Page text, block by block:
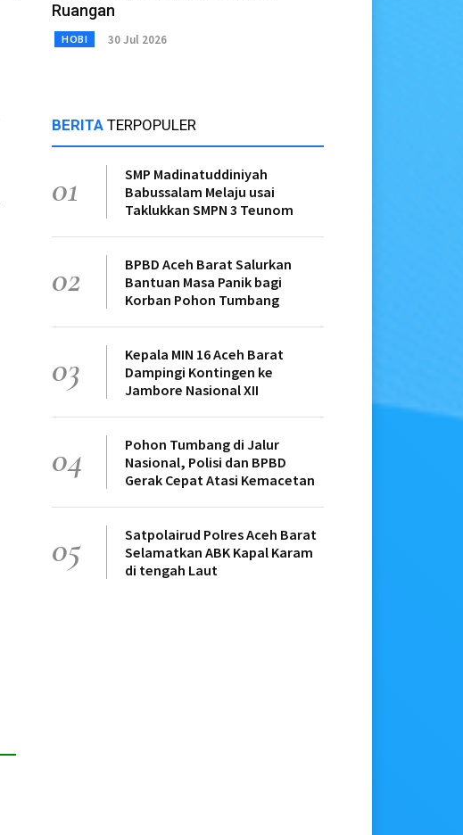
Ruangan
HOBI 30 Jul 2026
BERITA TERPOPULER
01
SMP Madinatuddiniyah
Babussalam Melaju usai
Taklukkan SMPN 3 Teunom
02
BPBD Aceh Barat Salurkan
Bantuan Masa Panik bagi
Korban Pohon Tumbang
03
Kepala MIN 16 Aceh Barat
Dampingi Kontingen ke
Jambore Nasional XII
04
Pohon Tumbang di Jalur
Nasional, Polisi dan BPBD
Gerak Cepat Atasi Kemacetan
05
Satpolairud Polres Aceh Barat
Selamatkan ABK Kapal Karam
di tengah Laut